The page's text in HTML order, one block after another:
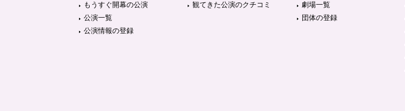
もうすぐ開幕の公演
公演一覧
公演情報の登録
観てきた公演のクチコミ
劇場一覧
団体の登録